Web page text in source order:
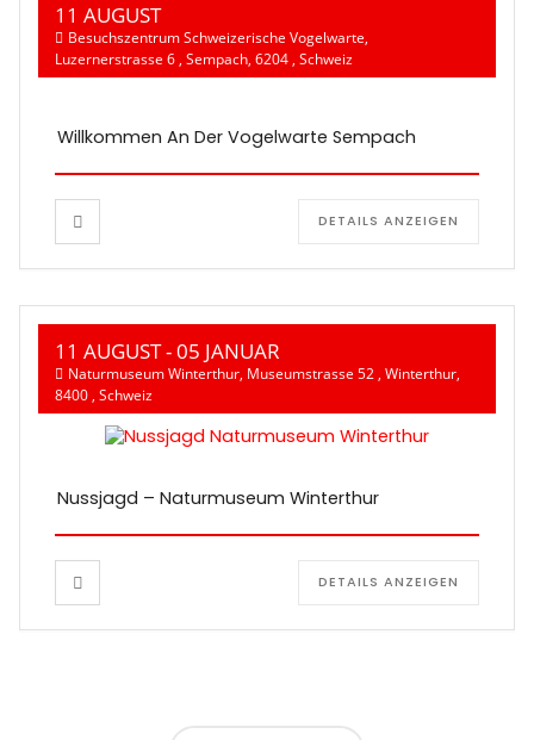
11 AUGUST
Besuchszentrum Schweizerische Vogelwarte,
Luzernerstrasse 6 , Sempach, 6204 , Schweiz
Willkommen An Der Vogelwarte Sempach
DETAILS ANZEIGEN
11 AUGUST- 05 JANUAR
Naturmuseum Winterthur, Museumstrasse 52 , Winterthur,
8400 , Schweiz
Nussjagd – Naturmuseum Winterthur
DETAILS ANZEIGEN